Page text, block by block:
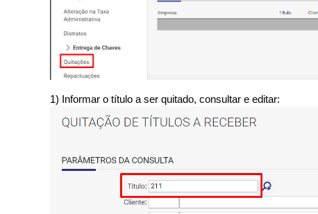
1) Informar o título a ser quitado, consultar e editar: